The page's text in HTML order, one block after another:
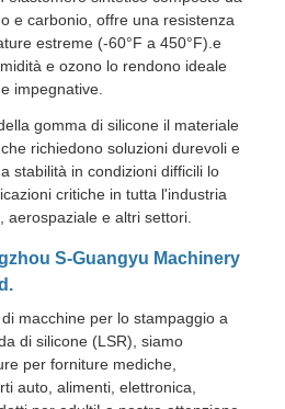
a iniezione di silicone
per stampaggio ad iniezione
di materie plastiche
e carbonio, offre una resistenza
estreme (-60°F a 450°F).e
e ozono lo rendono ideale
impegnative.
gomma di silicone il materiale
richiedono soluzioni durevoli e
stabilità in condizioni difficili lo
critiche in tutta l'industria
aerospaziale e altri settori.
S-Guangyu Machinery
macchine per lo stampaggio a
di silicone (LSR), siamo
per forniture mediche,
auto, alimenti, elettronica,